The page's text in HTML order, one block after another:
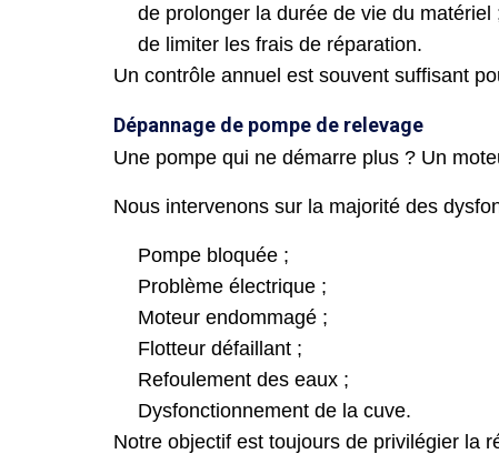
de prolonger la durée de vie du matériel
de limiter les frais de réparation.
Un contrôle annuel est souvent suffisant
Dépannage de pompe de relevage
Une pompe qui ne démarre plus ? Un
Nous intervenons sur la majorité des
Pompe bloquée ;
Problème électrique ;
Moteur endommagé ;
Flotteur défaillant ;
Refoulement des eaux ;
Dysfonctionnement de la cuve.
Notre objectif est toujours de privilégier la